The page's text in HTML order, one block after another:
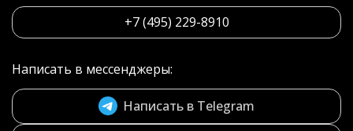
+7 (495) 229-8910
Написать в мессенджеры:
Написать в Telegram